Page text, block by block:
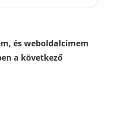
és weboldalcímem
a következő